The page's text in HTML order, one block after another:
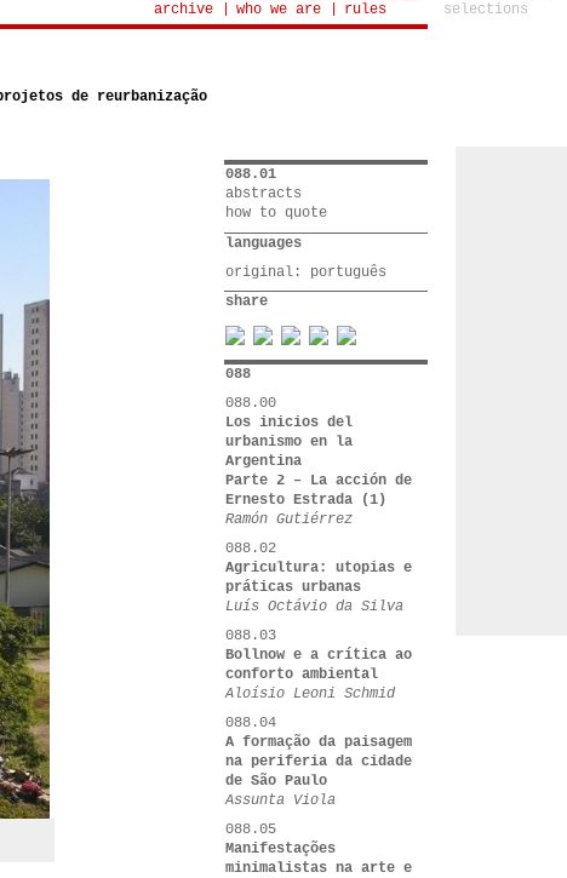
archive
who we are
rules
de reurbanização
088.01
abstracts
how to quote
languages
original: português
share
088
088.00
Los inicios del
urbanismo en la
Argentina
Parte 2 – La acción de
Ernesto Estrada (1)
Ramón Gutiérrez
088.02
Agricultura: utopias e
práticas urbanas
Luís Octávio da Silva
088.03
Bollnow e a crítica ao
conforto ambiental
Aloísio Leoni Schmid
088.04
A formação da paisagem
na periferia da cidade
de São Paulo
Assunta Viola
088.05
Manifestações
minimalistas na arte e
selections